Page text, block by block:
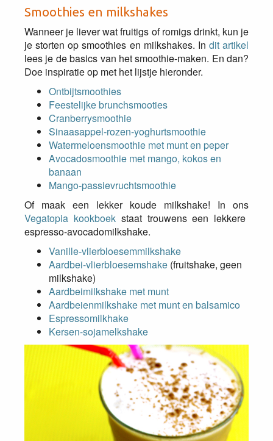
Smoothies en milkshakes
Wanneer je liever wat fruitigs of romigs drinkt, kun je
je storten op smoothies en milkshakes. In dit artikel
lees je de basics van het smoothie-maken. En dan?
Doe inspiratie op met het lijstje hieronder.
Ontbijtsmoothies
Feestelijke brunchsmooties
Cranberrysmoothie
Sinaasappel-rozen-yoghurtsmoothie
Watermeloensmoothie met munt en peper
Avocadosmoothie met mango, kokos en
banaan
Mango-passievruchtsmoothie
Of maak een lekker koude milkshake! In ons
Vegatopia kookboekstaat trouwens een lekkere
espresso-avocadomilkshake.
Vanille-vlierbloesemmilkshake
Aardbei-vlierbloesemshake (fruitshake, geen
milkshake)
Aardbeimilkshake met munt
Aardbeienmilkshake met munt en balsamico
Espressomilkhake
Kersen-sojamelkshake